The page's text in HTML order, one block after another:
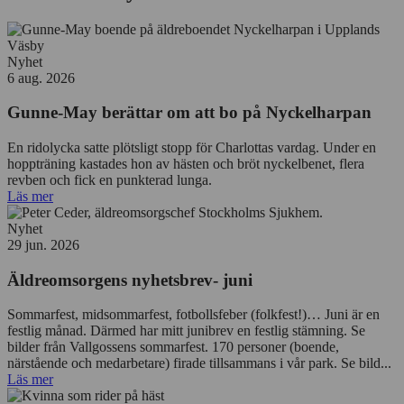
Nyhet
6 aug. 2026
Gunne-May berättar om att bo på Nyckelharpan
En ridolycka satte plötsligt stopp för Charlottas vardag. Under en
hoppträning kastades hon av hästen och bröt nyckelbenet, flera
revben och fick en punkterad lunga.
Läs mer
Nyhet
29 jun. 2026
Äldreomsorgens nyhetsbrev- juni
Sommarfest, midsommarfest, fotbollsfeber (folkfest!)… Juni är en
festlig månad. Därmed har mitt junibrev en festlig stämning. Se
bilder från Vallgossens sommarfest. 170 personer (boende,
närstående och medarbetare) firade tillsammans i vår park. Se bild...
Läs mer